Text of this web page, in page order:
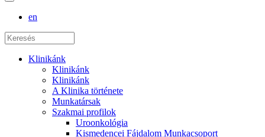
en
Klinikánk
Klinikánk
Klinikánk
A Klinika története
Munkatársak
Szakmai profilok
Uroonkológia
Kismedencei Fájdalom Munkacsoport